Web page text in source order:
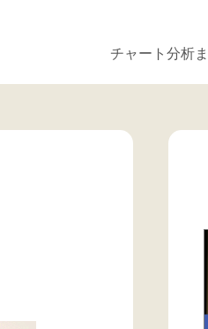
チャート分析